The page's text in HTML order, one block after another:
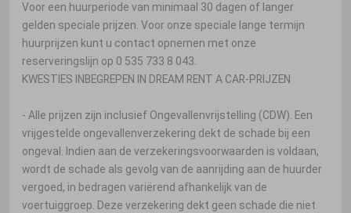
Voor een huurperiode van minimaal 30 dagen of langer
gelden speciale prijzen. Voor onze speciale lange termijn
huurprijzen kunt u contact opnemen met onze
reserveringslijn op 0 535 733 8 043.
KWESTIES INBEGREPEN IN DREAM RENT A CAR-PRIJZEN
- Alle prijzen zijn inclusief Ongevallenvrijstelling (CDW). Een
vrijgestelde ongevallenverzekering dekt de schade bij een
ongeval. Indien aan de verzekeringsvoorwaarden is voldaan,
wordt de schade als gevolg van de aanrijding aan de huurder
vergoed, in bedragen variërend afhankelijk van de
voertuiggroep. Deze verzekering dekt geen schade die niet